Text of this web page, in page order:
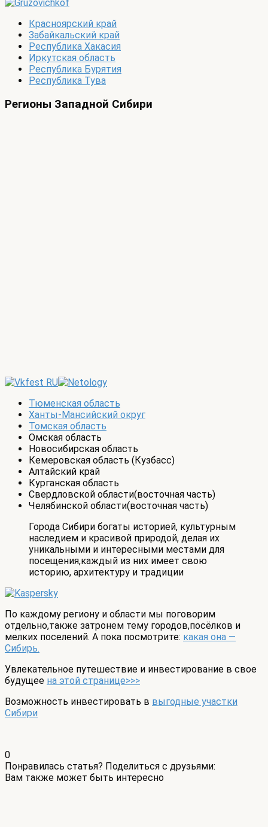
Красноярский край
Забайкальский край
Республика Хакасия
Иркутская область
Республика Бурятия
Республика Тува
Регионы Западной Сибири
Тюменская область
Ханты-Мансийский округ
Томская область
Омская область
Новосибирская область
Кемеровская область (Кузбасс)
Алтайский край
Курганская область
Свердловской области(восточная часть)
Челябинской области(восточная часть)
Города Сибири богаты историей, культурным
наследием и красивой природой, делая их
уникальными и интересными местами для
посещения,каждый из них имеет свою
историю, архитектуру и традиции
По каждому региону и области мы поговорим
отдельно,также затронем тему городов,посёлков и
мелких поселений. А пока посмотрите: какая она —
Сибирь.
Увлекательное путешествие и инвестирование в свое
будущее на этой странице>>>
Возможность инвестировать в выгодные участки
Сибири
0
Понравилась статья? Поделиться с друзьями:
Вам также может быть интересно